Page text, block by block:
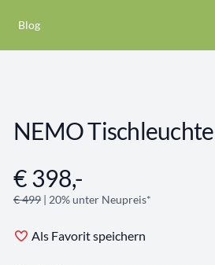
Blog
NEMO
Angebotsinformationen
€ 398,-
€ 499 | 20% unter Neupreis*
Als Favorit speichern